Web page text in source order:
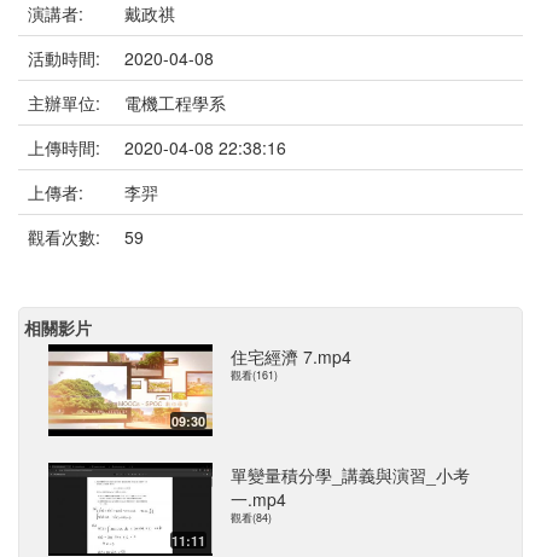
演講者:
戴政祺
活動時間:
2020-04-08
主辦單位:
電機工程學系
上傳時間:
2020-04-08 22:38:16
上傳者:
李羿
觀看次數:
59
相關影片
09:30
住宅經濟 7.mp4
觀看(161)
11:11
單變量積分學_講義與演習_小考
一.mp4
觀看(84)